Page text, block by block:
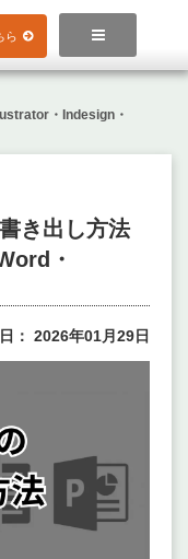
ら 
・Indesign・
き出し方法
・
： 2026年01月29日